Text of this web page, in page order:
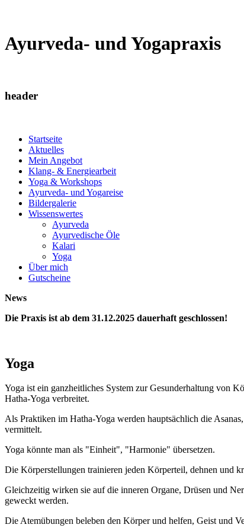
Ayurveda- und Yogapraxis
header
Startseite
Aktuelles
Mein Angebot
Klang- & Energiearbeit
Yoga & Workshops
Ayurveda- und Yogareise
Bildergalerie
Wissenswertes
Ayurveda
Ayurvedische Öle
Kalari
Yoga
Über mich
Gutscheine
News
Die Praxis ist ab dem 31.12.2025 dauerhaft geschlossen!
Yoga
Yoga ist ein ganzheitliches System zur Gesunderhaltung von
Hatha-Yoga verbreitet.
Als Praktiken im Hatha-Yoga werden hauptsächlich die
vermittelt.
Yoga könnte man als "Einheit", "Harmonie" übersetzen.
Die Körperstellungen trainieren jeden Körperteil, dehnen und
Gleichzeitig wirken sie auf die inneren Organe, Drüsen und
geweckt werden.
Die Atemübungen beleben den Körper und helfen, Geist und